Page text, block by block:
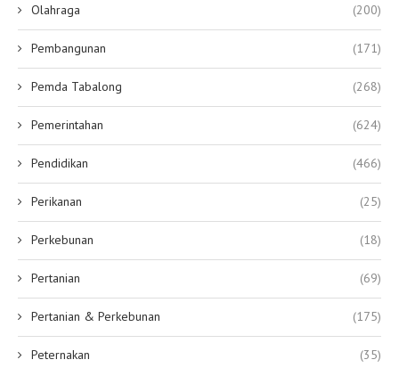
Olahraga (200)
Pembangunan (171)
Pemda Tabalong (268)
Pemerintahan (624)
Pendidikan (466)
Perikanan (25)
Perkebunan (18)
Pertanian (69)
Pertanian & Perkebunan (175)
Peternakan (35)